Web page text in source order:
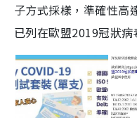
子方式採樣，準確性高
已列在歐盟2019冠狀